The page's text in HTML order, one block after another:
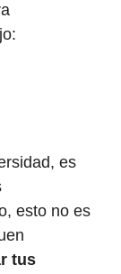
es
esto no es
tus